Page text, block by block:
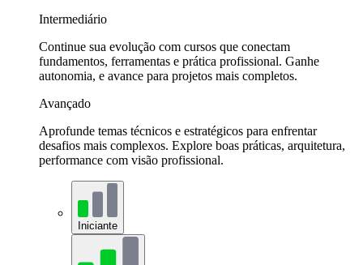
Intermediário
Continue sua evolução com cursos que conectam
fundamentos, ferramentas e prática profissional. Ganhe
autonomia, e avance para projetos mais completos.
Avançado
Aprofunde temas técnicos e estratégicos para enfrentar
desafios mais complexos. Explore boas práticas, arquitetura,
performance com visão profissional.
Iniciante